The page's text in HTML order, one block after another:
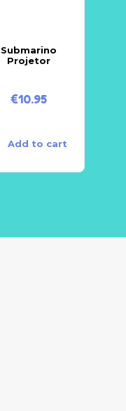
Submarino
Projetor
€10.95
Add to cart